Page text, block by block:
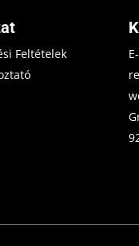
Feltételek